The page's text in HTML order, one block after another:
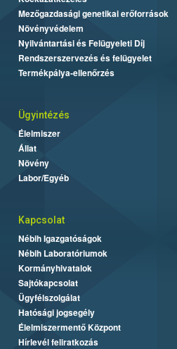
Mezőgazdasági genetikai erőforrások
Növényvédelem
Nyilvántartási és Felügyeleti Díj
Rendszerszervezés és felügyelet
Termékpálya-ellenőrzés
Ügyintézés
Élelmiszer
Állat
Növény
Labor/Egyéb
Kapcsolat
Nébih Igazgatóságok
Nébih Laboratóriumok
Kormányhivatalok
Sajtókapcsolat
Ügyfélszolgálat
Hatósági jogsegély
Élelmiszermentő Központ
Hírlevél feliratkozás